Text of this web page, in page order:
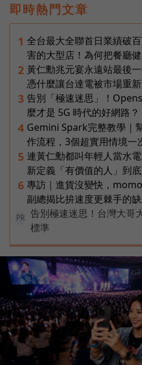
即時熱門文章
1 全台最大全聯首日業績破
害的大型店！為何把餐廳
2 黃仁勳兆元宴永遠站最後
憑什麼讓台達電被市場重
3 告別「極速迷思」！
麼才是 5G 時代的好網路？
4 Gemini Spark完整教學｜
作流程，3個超實用情境一
5 連黃仁勳都叫年輕人當水
新定義「有價值的人」到
6 專訪｜進貨沒變快，
副總揭比拚速度更棘手的
PR
告別極速迷思！台灣大哥
標準